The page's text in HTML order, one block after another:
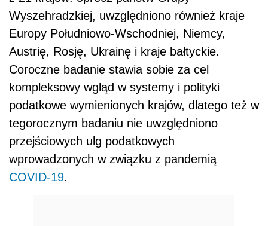
Wyszehradzkiej, uwzględniono również kraje
Europy Południowo-Wschodniej, Niemcy,
Austrię, Rosję, Ukrainę i kraje bałtyckie.
Coroczne badanie stawia sobie za cel
kompleksowy wgląd w systemy i polityki
podatkowe wymienionych krajów, dlatego też w
tegorocznym badaniu nie uwzględniono
przejściowych ulg podatkowych
wprowadzonych w związku z pandemią
COVID-19.